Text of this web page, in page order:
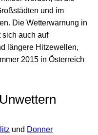
und im
Die Wetterwarnung in
sich auch auf
längere Hitzewellen,
2015 in Österreich
und Donner